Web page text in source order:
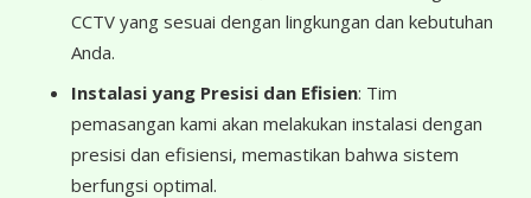
CCTV yang sesuai dengan lingkungan dan kebutuhan
Anda.
Instalasi yang Presisi dan Efisien: Tim
pemasangan kami akan melakukan instalasi dengan
presisi dan efisiensi, memastikan bahwa sistem
berfungsi optimal.